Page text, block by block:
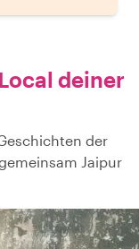
deiner
der
Jaipur